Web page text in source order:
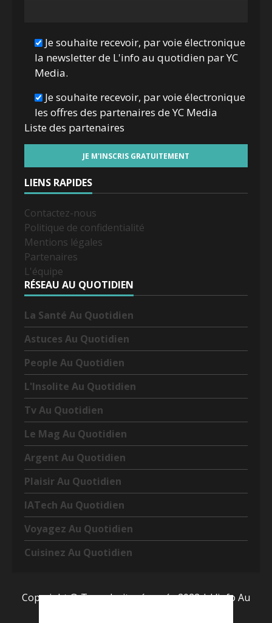
Je souhaite recevoir, par voie électronique
la newsletter de L'info au quotidien par YC
Media.
Je souhaite recevoir, par voie électronique
les offres des partenaires de YC Media
Liste des partenaires
LIENS RAPIDES
Contactez-nous
Politique de confidentialité
Mentions légales
Partenaires
L'équipe
RÉSEAU AU QUOTIDIEN
La Santé Au Quotidien
Astuces Au Quotidien
People Au Quotidien
L'Insolite Au Quotidien
Tv Au Quotidien
Le Mag Au Quotidien
Argent Au Quotidien
Plaisir Au Quotidien
IATech Au Quotidien
Voyagez Au Quotidien
Cuisinez Au Quotidien
Copyright © Tous droits réservés 2022|L’info Au